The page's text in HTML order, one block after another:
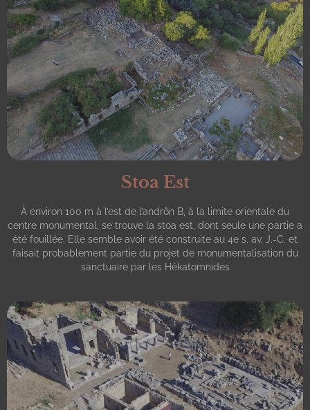
Stoa Est
À environ 100 m à l’est de l’andrôn B, à la limite orientale du
centre monumental, se trouve la stoa est, dont seule une partie a
été fouillée. Elle semble avoir été construite au 4e s. av. J.-C. et
faisait probablement partie du projet de monumentalisation du
sanctuaire par les Hékatomnides